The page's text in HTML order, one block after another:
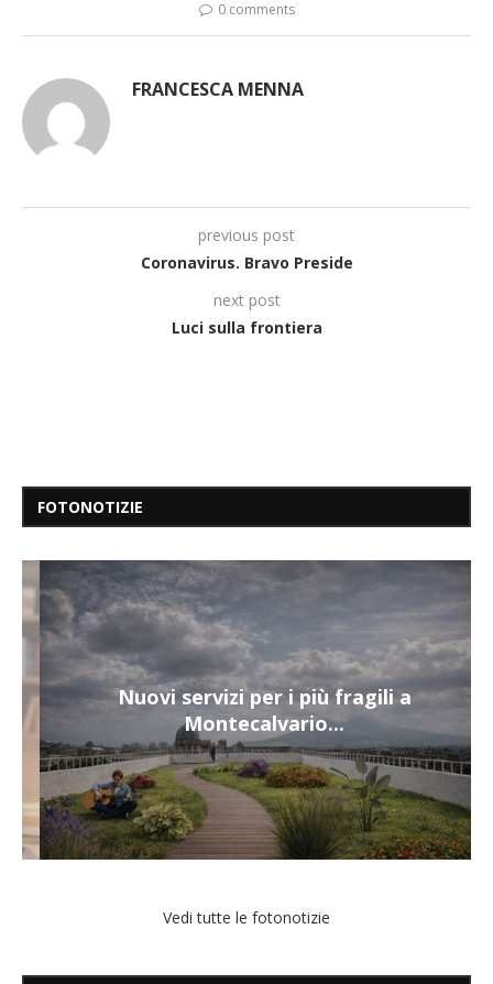
0 comments
FRANCESCA MENNA
previous post
Coronavirus. Bravo Preside
next post
Luci sulla frontiera
FOTONOTIZIE
Nuovi servizi per i più fragili a
Montecalvario...
Vedi tutte le fotonotizie